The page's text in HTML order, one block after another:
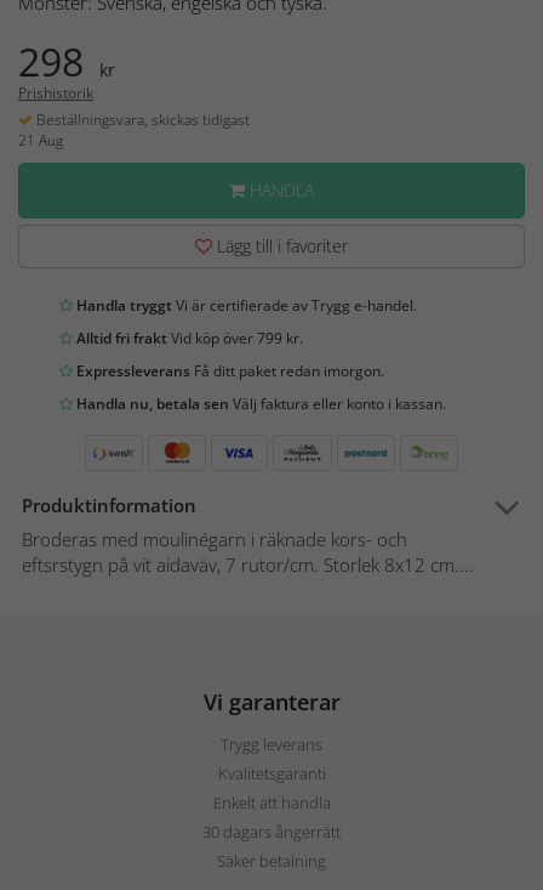
298 kr
Prishistorik
Beställningsvara, skickas tidigast
21 Aug
HANDLA
Lägg till i favoriter
Handla tryggtVi är certifierade av Trygg e-handel.
Alltid fri fraktVid köp över 799 kr.
Expressleverans Få ditt paket redan imorgon.
Handla nu, betala sen Välj faktura eller konto i kassan.
Produktinformation
Broderas med moulinégarn i räknade kors- och
eftsrstygn på vit aidaväv, 7 rutor/cm. Storlek 8x12 cm....
Vi garanterar
Trygg leverans
Kvalitetsgaranti
Enkelt att handla
30 dagars ångerrätt
Säker betalning